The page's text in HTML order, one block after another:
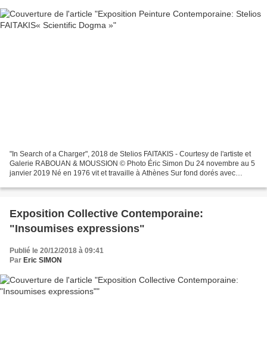
"In Search of a Charger", 2018 de Stelios FAITAKIS - Courtesy de l'artiste et
Galerie RABOUAN & MOUSSION © Photo Éric Simon Du 24 novembre au 5
janvier 2019 Né en 1976 vit et travaille à Athènes Sur fond dorés avec
Exposition Collective Contemporaine:
"Insoumises expressions"
Publié le 20/12/2018 à 09:41
Par Eric SIMON